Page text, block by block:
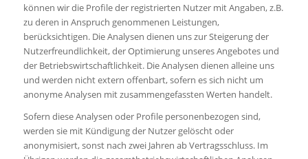
können wir die Profile der registrierten Nutzer mit Angaben, z.B.
zu deren in Anspruch genommenen Leistungen,
berücksichtigen. Die Analysen dienen uns zur Steigerung der
Nutzerfreundlichkeit, der Optimierung unseres Angebotes und
der Betriebswirtschaftlichkeit. Die Analysen dienen alleine uns
und werden nicht extern offenbart, sofern es sich nicht um
anonyme Analysen mit zusammengefassten Werten handelt.
Sofern diese Analysen oder Profile personenbezogen sind,
werden sie mit Kündigung der Nutzer gelöscht oder
anonymisiert, sonst nach zwei Jahren ab Vertragsschluss. Im